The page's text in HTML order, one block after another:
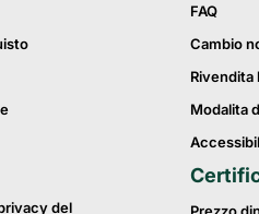
del
FAQ
Cambio
Modalita
Prezzo